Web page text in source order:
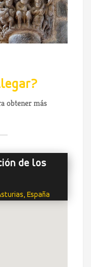
obtener más
de los
España